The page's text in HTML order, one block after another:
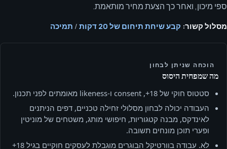
ספי מיכון, ואחר כך הצעת מחיר מותאמת.
מסלול קשור: קבע שיחת תיחום של 20 דקות / תמיכה
הוכחה שניתן לבחון
מה שמפחית היסוס
סטטוס חוקי של 18+, consent ו‑likeness מאומתים לפני תכנון.
העבודה יכולה לבחון מסלולי זחילה טכניים, דפים הניתנים
לאינדקס, מבנה קטגוריות, חיפושי מותג, משטחים של מוניטין
ופערי תוכן מונחים תשובה.
לא. עבודה בוורטיקל הבוגרים מוגבלת לעסקים חוקיים בגיל 18+